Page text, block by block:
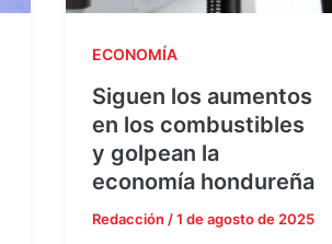
ECONOMÍA
Siguen los aumentos
en los combustibles
y golpean la
economía hondureña
Redacción /1 de agosto de 2025